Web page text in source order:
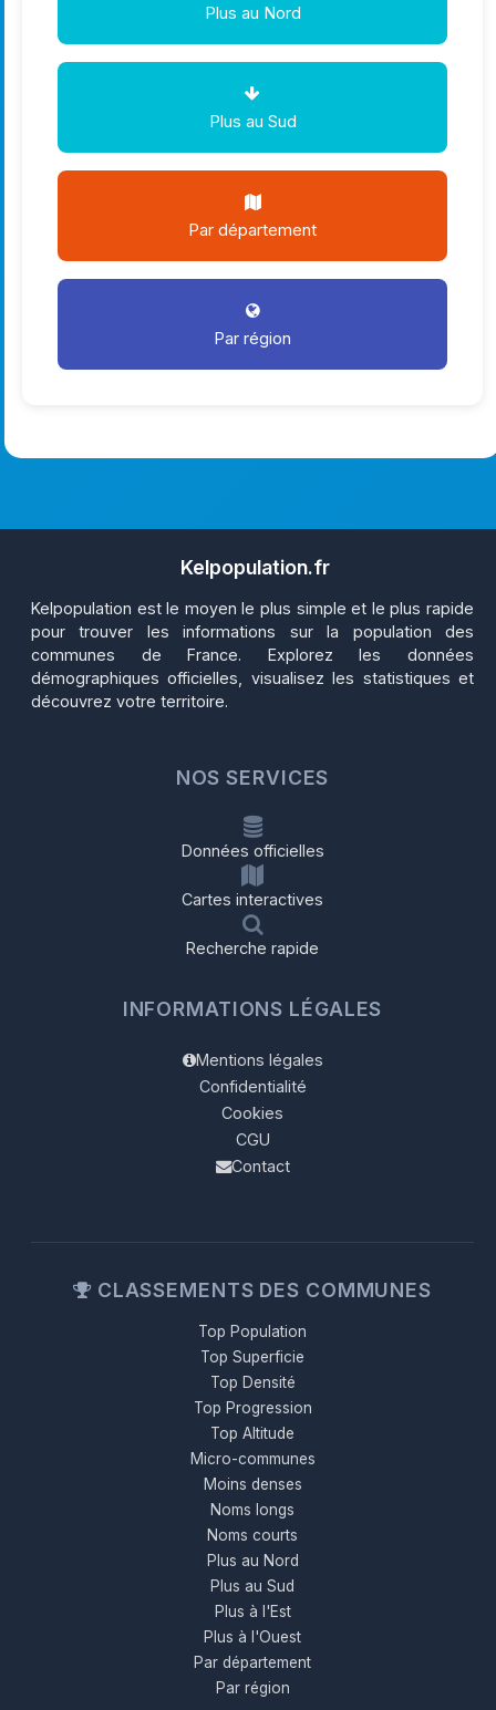
Plus au Nord
Plus au Sud
Par département
Par région
Kelpopulation.fr
Kelpopulation est le moyen le plus simple et le plus rapide
pour trouver les informations sur la population des
communes de France. Explorez les données
démographiques officielles, visualisez les statistiques et
découvrez votre territoire.
NOS SERVICES
Données officielles
Cartes interactives
Recherche rapide
INFORMATIONS LÉGALES
Mentions légales
Confidentialité
Cookies
CGU
Contact
CLASSEMENTS DES COMMUNES
Top Population
Top Superficie
Top Densité
Top Progression
Top Altitude
Micro-communes
Moins denses
Noms longs
Noms courts
Plus au Nord
Plus au Sud
Plus à l'Est
Plus à l'Ouest
Par département
Par région